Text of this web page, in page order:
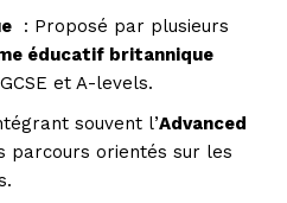
: Proposé par plusieurs
éducatif britannique
et A-levels.
souvent l’Advanced
parcours orientés sur les